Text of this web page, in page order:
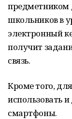
предметником
школьников в
электронный
получит
связь.
Кроме того,
использовать
смартфоны.